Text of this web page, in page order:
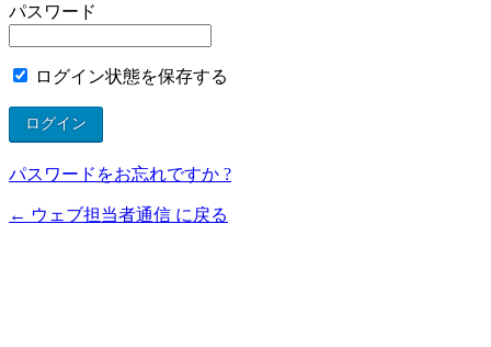
パスワード
ログイン状態を保存する
パスワードをお忘れですか ?
← ウェブ担当者通信 に戻る